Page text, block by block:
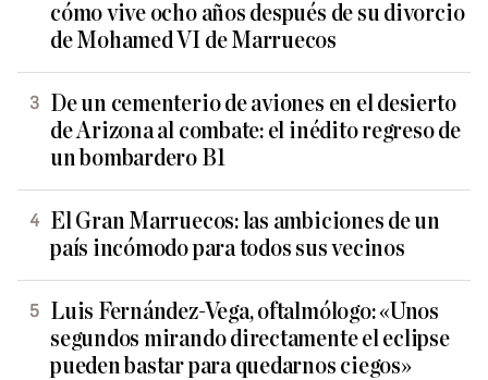
cómo vive ocho años después de su divorcio
de Mohamed VI de Marruecos
De un cementerio de aviones en el desierto
de Arizona al combate: el inédito regreso de
un bombardero B1
El Gran Marruecos: las ambiciones de un
país incómodo para todos sus vecinos
Luis Fernández-Vega, oftalmólogo: «Unos
segundos mirando directamente el eclipse
pueden bastar para quedarnos ciegos»